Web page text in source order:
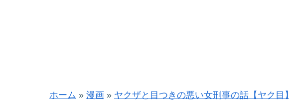
ホーム » 漫画 » ヤクザと目つきの悪い女刑事の話【ヤク目】